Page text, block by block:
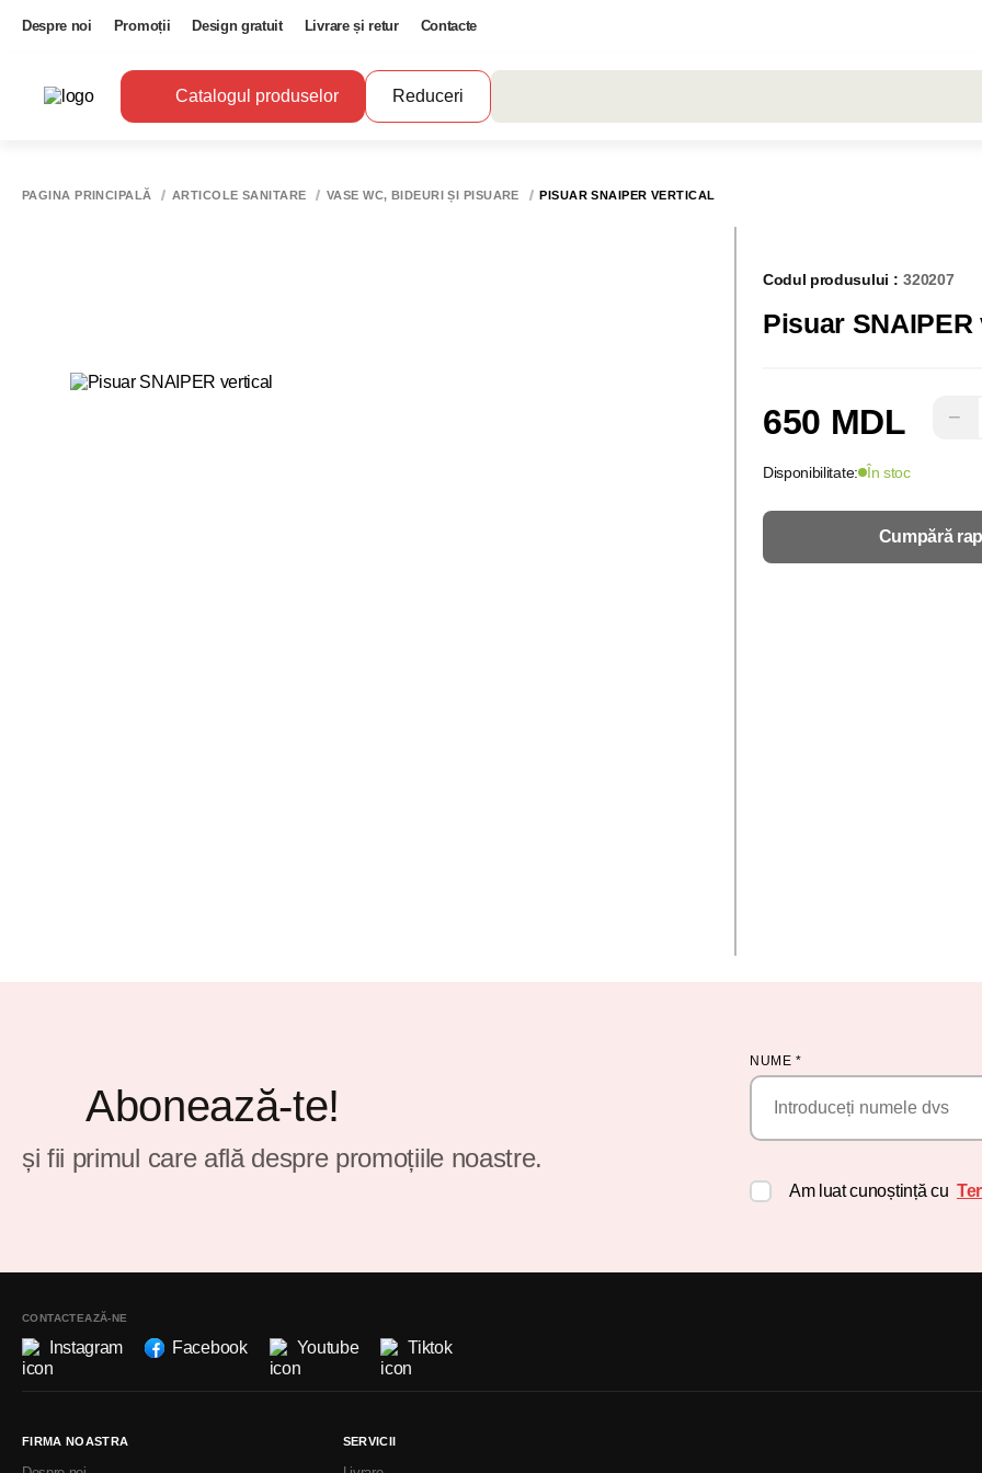
Despre noi Promoții Design gratuit Livrare și retur Contacte
Catalogul produselor Reduceri
PAGINA PRINCIPALĂ ARTICOLE SANITARE VASE WC, BIDEURI ȘI PISUARE PISUAR SNAIPER VERTICAL
Codul produsului : 320207
Pisuar
650 MDL −
Disponibilitate: În stoc
Cumpără
Abonează-te!
și fii primul care află despre promoțiile noastre.
NUME *
Am luat cunoștință cu
CONTACTEAZĂ-NE
Instagram Facebook Youtube Tiktok
FIRMA NOASTRA SERVICII